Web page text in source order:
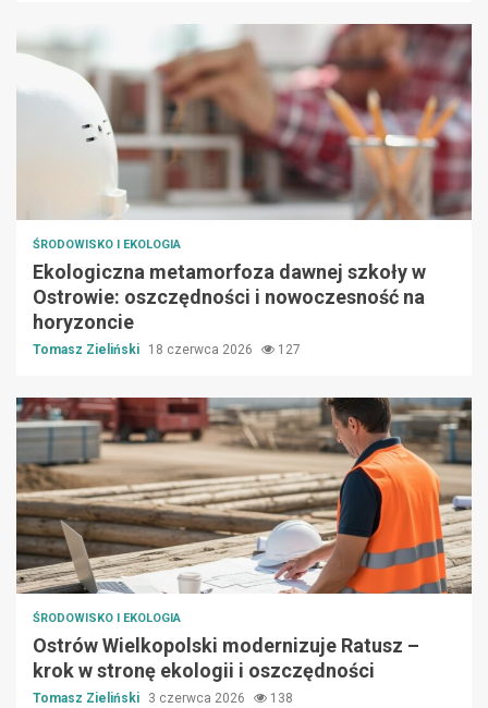
ŚRODOWISKO I EKOLOGIA
Ekologiczna metamorfoza dawnej szkoły w
Ostrowie: oszczędności i nowoczesność na
horyzoncie
Tomasz Zieliński 18 czerwca 2026 127
ŚRODOWISKO I EKOLOGIA
Ostrów Wielkopolski modernizuje Ratusz –
krok w stronę ekologii i oszczędności
Tomasz Zieliński 3 czerwca 2026 138